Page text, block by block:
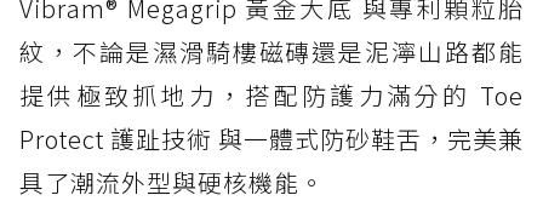
Vibram® Megagrip 黃金大底 與專利顆粒胎
紋，不論是濕滑騎樓磁磚還是泥濘山路都能
提供極致抓地力，搭配防護力滿分的 Toe
Protect 護趾技術 與一體式防砂鞋舌，完美兼
具了潮流外型與硬核機能。